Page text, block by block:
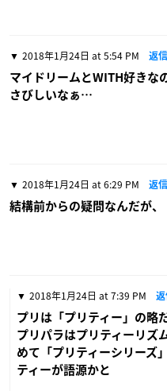
2018年1月24日 at 5:54 PM 返信
マイドリームとWITH好き
さびしいなぁ…
2018年1月24日 at 6:29 PM 返信
結構前からの疑問なんだが
2018年1月24日 at 7:39 PM 返
プリは「プリティー」の略
プリパラはプリティーリズ
めて「プリティーシリーズ
ティーが語源かと